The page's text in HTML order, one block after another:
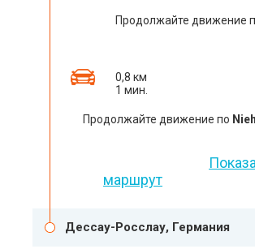
Продолжайте движение
0,8 км
1 мин.
Продолжайте движение по
маршрут
Дессау-Росслау, Германия